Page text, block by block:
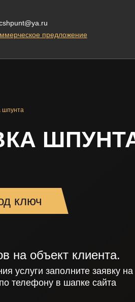
предложение
шпунта
ключ
на объект клиента.
услуги заполните заявку на
телефону в шапке сайта